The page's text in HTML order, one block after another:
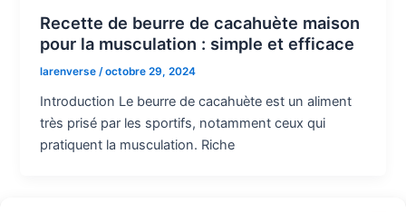
Recette de beurre de cacahuète maison
pour la musculation : simple et efficace
larenverse/octobre 29, 2024
Introduction Le beurre de cacahuète est un aliment
très prisé par les sportifs, notamment ceux qui
pratiquent la musculation. Riche